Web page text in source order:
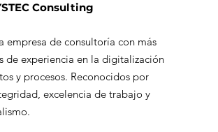
Consulting
empresa de consultoría con más
de experiencia en la digitalización
y procesos. Reconocidos por
excelencia de trabajo y